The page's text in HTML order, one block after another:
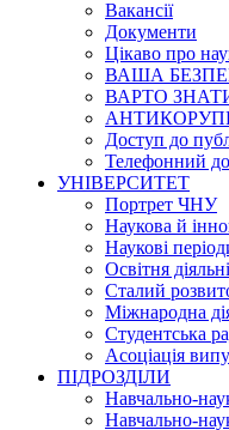
Вакансії
Документи
Цікаво про
ВАША
ВАРТО
Доступ до
Телефонний
УНІВЕРСИТЕТ
Портрет ЧНУ
Наукова й
Наукові
Освітня
Сталий
Міжнародна
Студентська
Асоціація
ПІДРОЗДІЛИ
Навчально-
Навчально-